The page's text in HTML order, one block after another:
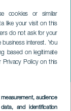
cookies or similar
like your visit on this
do not ask for your
interest. You
based on legitimate
Privacy Policy on this
audience
and identification